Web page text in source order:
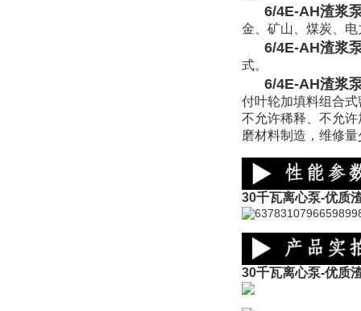
6/4E-AH渣浆
金、矿山、煤炭、
6/4E-AH渣浆
式。
6/4E-AH渣浆
付叶轮加填料组合
不允许稀释、不允
磨材料制造，维修
30千瓦离心泵-优质
30千瓦离心泵-优质